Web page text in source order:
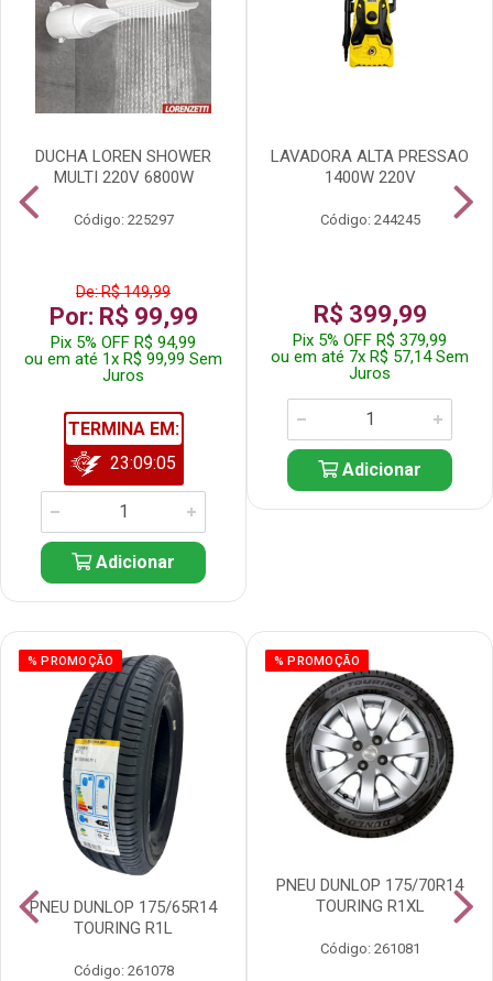
DUCHA LOREN SHOWER
MULTI 220V 6800W
Código: 225297
De: R$ 149,99
Por: R$ 99,99
Pix 5% OFF R$ 94,99
ou em até 1x R$ 99,99 Sem
Juros
Adicionar
TERMINA EM:
23:09:04
LAVADORA ALTA PRESSAO
1400W 220V
Código: 244245
R$ 399,99
Pix 5% OFF R$ 379,99
ou em até 7x R$ 57,14 Sem
Juros
Adicionar
% PROMOÇÃO
PNEU DUNLOP 175/65R14
TOURING R1L
Código: 261078
% PROMOÇÃO
PNEU DUNLOP 175/70R14
TOURING R1XL
Código: 261081